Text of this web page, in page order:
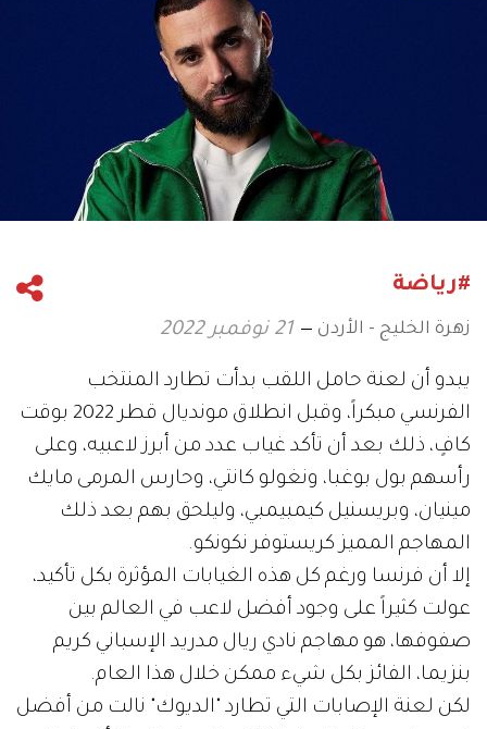
#رياضة
زهرة الخليج - الأردن 21 نوفمبر 2022
يبدو أن لعنة حامل اللقب بدأت تطارد المنتخب
الفرنسي مبكراً، وقبل انطلاق مونديال قطر 2022 بوقت
كافٍ، ذلك بعد أن تأكد غياب عدد من أبرز لاعبيه، وعلى
رأسهم بول بوغبا، ونغولو كانتي، وحارس المرمى مايك
مينيان، وبريسنيل كيمبيمبي، وليلحق بهم بعد ذلك
المهاجم المميز كريستوفر نكونكو.
إلا أن فرنسا ورغم كل هذه الغيابات المؤثرة بكل تأكيد،
عولت كثيراً على وجود أفضل لاعب في العالم بين
صفوفها، هو مهاجم نادي ريال مدريد الإسباني كريم
بنزيما، الفائز بكل شيء ممكن خلال هذا العام.
لكن لعنة الإصابات التي تطارد "الديوك" نالت من أفضل